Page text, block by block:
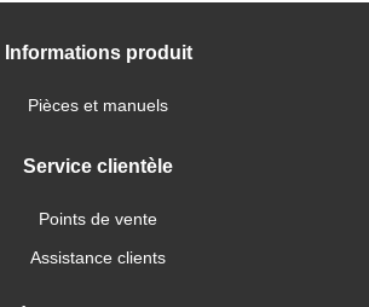
Informations produit
Pièces et manuels
Service clientèle
Points de vente
Assistance clients